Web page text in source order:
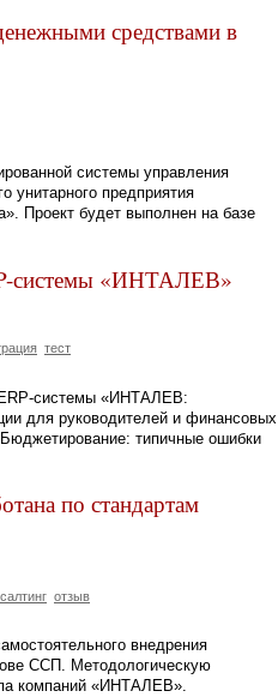
средствами в
системы управления
унитарного предприятия
Проект будет выполнен на базе
системы «ИНТАЛЕВ»
тест
ERP-системы «ИНТАЛЕВ:
для руководителей и финансовых
типичные ошибки
по стандартам
отзыв
внедрения
ССП. Методологическую
компаний «ИНТАЛЕВ».